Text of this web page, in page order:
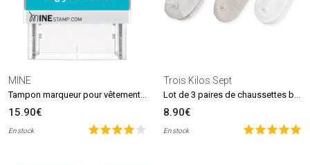
MINE
Tampon marqueur pour vêtements et livres MINE Stamp
15.90€
En stock
Trois Kilos Sept
Lot de 3 paires de chaussettes beige et blanc (0-6 mois)
8.90€
En stock